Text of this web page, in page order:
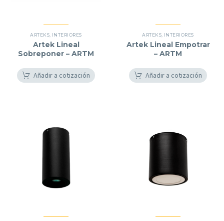
ARTEKS INTERIORES
Artek Lineal
Sobreponer – ARTM
Añadir a cotización
ARTEKS INTERIORES
Artek Lineal Empotrar
– ARTM
Añadir a cotización